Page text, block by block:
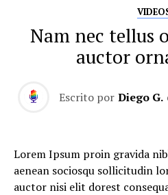
Nam nec tellus
auctor
Escrito por Diego G.
Lorem Ipsum proin gravida
aenean sociosqu sollicitudin
auctor nisi elit dorest